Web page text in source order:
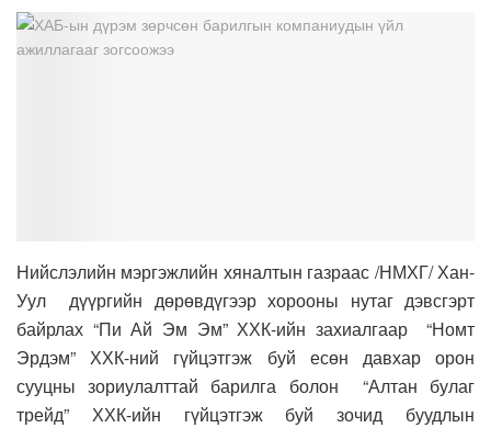
Нийслэлийн мэргэжлийн хяналтын газраас /НМХГ/ Хан-
Уул дүүргийн дөрөвдүгээр хорооны нутаг дэвсгэрт
байрлах “Пи Ай Эм Эм” ХХК-ийн захиалгаар “Номт
Эрдэм” ХХК-ний гүйцэтгэж буй есөн давхар орон
сууцны зориулалттай барилга болон “Алтан булаг
трейд” ХХК-ийн гүйцэтгэж буй зочид буудлын